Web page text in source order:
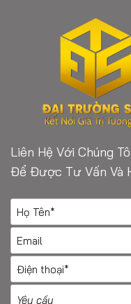
Liên Hệ Với Chúng
Để Được Tư Vấn Và